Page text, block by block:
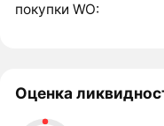
покупки WO:
Оценка